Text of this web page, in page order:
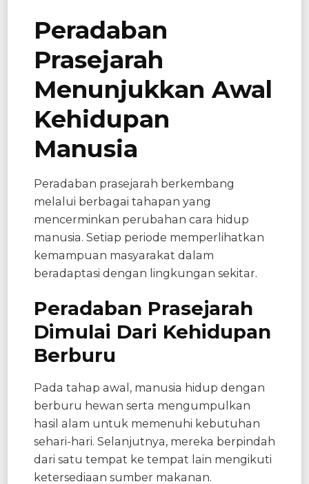
Peradaban
Prasejarah
Menunjukkan Awal
Kehidupan
Manusia
Peradaban prasejarah berkembang
melalui berbagai tahapan yang
mencerminkan perubahan cara hidup
manusia. Setiap periode memperlihatkan
kemampuan masyarakat dalam
beradaptasi dengan lingkungan sekitar.
Peradaban Prasejarah
Dimulai Dari Kehidupan
Berburu
Pada tahap awal, manusia hidup dengan
berburu hewan serta mengumpulkan
hasil alam untuk memenuhi kebutuhan
sehari-hari. Selanjutnya, mereka berpindah
dari satu tempat ke tempat lain mengikuti
ketersediaan sumber makanan.